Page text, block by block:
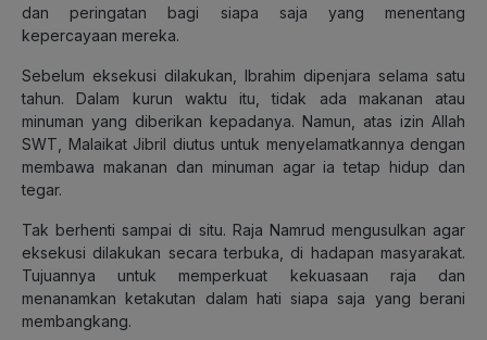
dan peringatan bagi siapa saja yang menentang
kepercayaan mereka.
Sebelum eksekusi dilakukan, Ibrahim dipenjara selama satu
tahun. Dalam kurun waktu itu, tidak ada makanan atau
minuman yang diberikan kepadanya. Namun, atas izin Allah
SWT, Malaikat Jibril diutus untuk menyelamatkannya dengan
membawa makanan dan minuman agar ia tetap hidup dan
tegar.
Tak berhenti sampai di situ. Raja Namrud mengusulkan agar
eksekusi dilakukan secara terbuka, di hadapan masyarakat.
Tujuannya untuk memperkuat kekuasaan raja dan
menanamkan ketakutan dalam hati siapa saja yang berani
membangkang.